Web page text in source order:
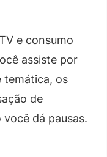
e consumo
assiste por
temática, os
de
dá pausas.